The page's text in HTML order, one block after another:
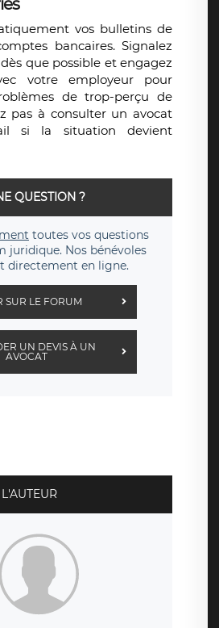
vos bulletins de
bancaires. Signalez
que possible et engagez
votre employeur pour
detrop-perçu de
pas à consulter un avocat
si la situation devient
QUESTION ?
toutes vos questions
juridique. Nos bénévoles
directement en ligne.
SUR LE FORUM
UN DEVIS À UN
AVOCAT